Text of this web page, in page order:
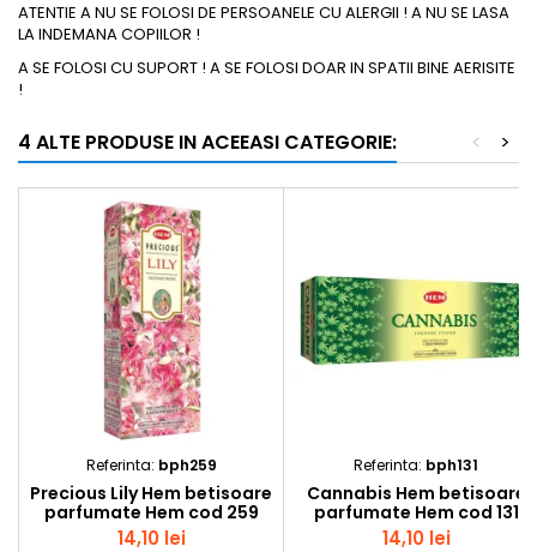
ATENTIE A NU SE FOLOSI DE PERSOANELE CU ALERGII ! A NU SE LASA
LA INDEMANA COPIILOR !
A SE FOLOSI CU SUPORT ! A SE FOLOSI DOAR IN SPATII BINE AERISITE
!
4 ALTE PRODUSE IN ACEEASI CATEGORIE: >
<
Referinta: bph259
Precious Lily Hem betisoare
parfumate Hem cod 259
set6buc
14,10 lei
Referinta: bph131
Cannabis Hem betisoare
parfumate Hem cod 131
set6buc
14,10 lei